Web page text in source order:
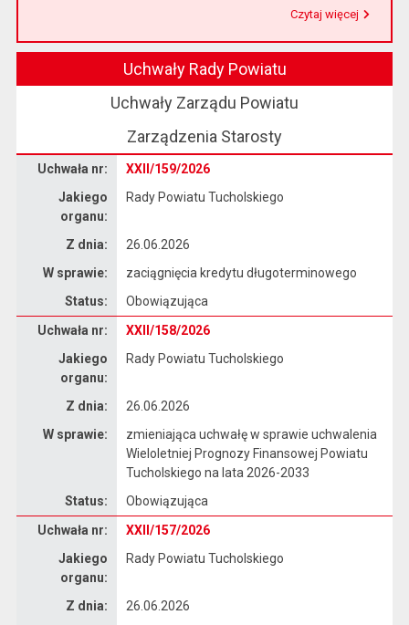
Czytaj więcej
Uchwały Rady Powiatu
Uchwały Zarządu Powiatu
Zarządzenia Starosty
Uchwała nr:
XXII/159/2026
Jakiego
organu:
Rady Powiatu Tucholskiego
Z dnia:
26.06.2026
W sprawie:
zaciągnięcia kredytu długoterminowego
Status:
Obowiązująca
Uchwała nr:
XXII/158/2026
Jakiego
organu:
Rady Powiatu Tucholskiego
Z dnia:
26.06.2026
W sprawie:
zmieniająca uchwałę w sprawie uchwalenia
Wieloletniej Prognozy Finansowej Powiatu
Tucholskiego na lata 2026-2033
Status:
Obowiązująca
Uchwała nr:
XXII/157/2026
Jakiego
organu:
Rady Powiatu Tucholskiego
Z dnia:
26.06.2026